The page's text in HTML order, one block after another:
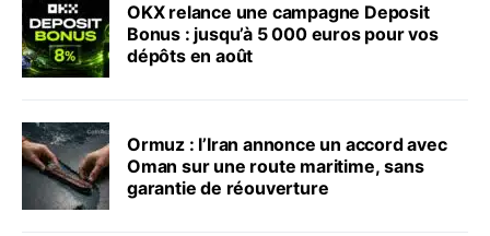
OKX relance une campagne Deposit
Bonus : jusqu’à 5 000 euros pour vos
dépôts en août
Ormuz : l’Iran annonce un accord avec
Oman sur une route maritime, sans
garantie de réouverture